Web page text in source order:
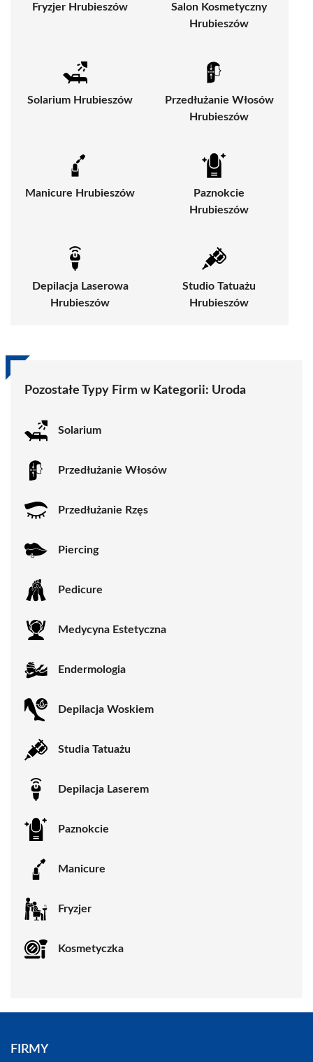
Fryzjer Hrubieszów
Salon Kosmetyczny
Hrubieszów
Solarium Hrubieszów
Przedłużanie Włosów
Hrubieszów
Manicure Hrubieszów
Paznokcie
Hrubieszów
Depilacja Laserowa
Hrubieszów
Studio Tatuażu
Hrubieszów
Pozostałe Typy Firm w Kategorii: Uroda
Solarium
Przedłużanie Włosów
Przedłużanie Rzęs
Piercing
Pedicure
Medycyna Estetyczna
Endermologia
Depilacja Woskiem
Studia Tatuażu
Depilacja Laserem
Paznokcie
Manicure
Fryzjer
Kosmetyczka
FIRMY